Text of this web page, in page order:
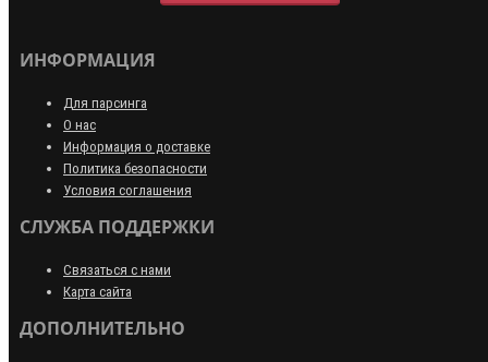
ИНФОРМАЦИЯ
Для парсинга
О нас
Информация о доставке
Политика безопасности
Условия соглашения
СЛУЖБА ПОДДЕРЖКИ
Связаться с нами
Карта сайта
ДОПОЛНИТЕЛЬНО